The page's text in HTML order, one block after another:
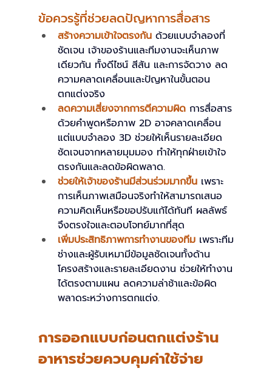
ข้อควรรู้ที่ช่วยลดปัญหาการสื่อสาร
สร้างความเข้าใจตรงกัน ด้วยแบบจำลองที่
ชัดเจน เจ้าของร้านและทีมงานจะเห็นภาพ
เดียวกัน ทั้งดีไซน์ สีสัน และการจัดวาง ลด
ความคลาดเคลื่อนและปัญหาในขั้นตอน
ตกแต่งจริง
ลดความเสี่ยงจากการตีความผิด การสื่อสาร
ด้วยคำพูดหรือภาพ 2D อาจคลาดเคลื่อน
แต่แบบจำลอง 3D ช่วยให้เห็นรายละเอียด
ชัดเจนจากหลายมุมมอง ทำให้ทุกฝ่ายเข้าใจ
ตรงกันและลดข้อผิดพลาด.
ช่วยให้เจ้าของร้านมีส่วนร่วมมากขึ้น เพราะ
การเห็นภาพเสมือนจริงทำให้สามารถเสนอ
ความคิดเห็นหรือขอปรับแก้ได้ทันที ผลลัพธ์
จึงตรงใจและตอบโจทย์มากที่สุด
เพิ่มประสิทธิภาพการทำงานของทีม เพราะทีม
ช่างและผู้รับเหมามีข้อมูลชัดเจนทั้งด้าน
โครงสร้างและรายละเอียดงาน ช่วยให้ทำงาน
ได้ตรงตามแผน ลดความล่าช้าและข้อผิด
พลาดระหว่างการตกแต่ง.
การออกแบบก่อนตกแต่งร้าน
อาหารช่วยควบคุมค่าใช้จ่าย